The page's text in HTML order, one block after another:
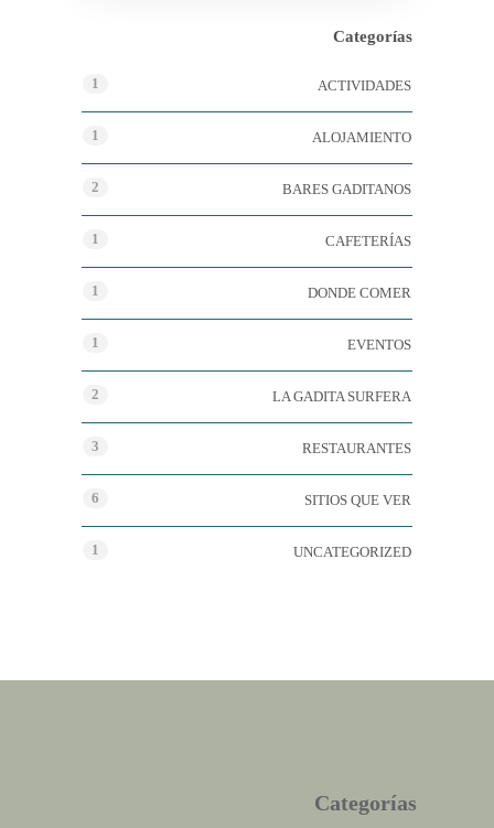
Categorías
ACTIVIDADES
1
ALOJAMIENTO
1
BARES GADITANOS
2
CAFETERÍAS
1
DONDE COMER
1
EVENTOS
1
LA GADITA SURFERA
2
RESTAURANTES
3
SITIOS QUE VER
6
UNCATEGORIZED
1
Categorías